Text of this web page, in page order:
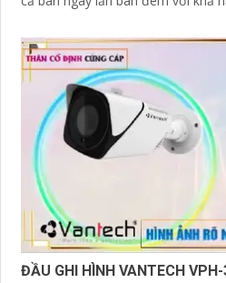
ĐẦU GHI HÌNH VANTECH